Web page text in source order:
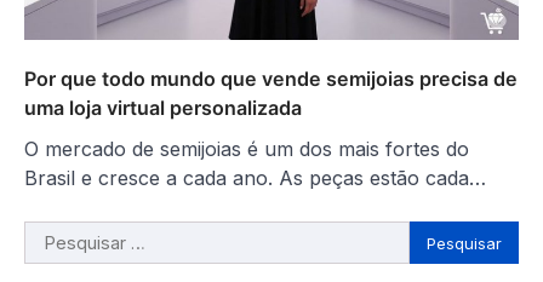
Por que todo mundo que vende semijoias precisa de
uma loja virtual personalizada
O mercado de semijoias é um dos mais fortes do
Brasil e cresce a cada ano. As peças estão cada…
Pesquisar
por: